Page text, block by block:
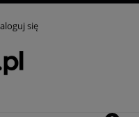
się